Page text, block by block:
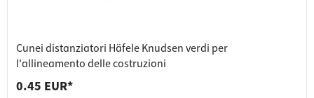
Cunei distanziatori Häfele Knudsen verdi per
l'allineamento delle costruzioni
0.45 EUR*